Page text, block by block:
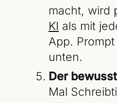
macht, wird
KI als mit
App.
unten.
Der
Mal